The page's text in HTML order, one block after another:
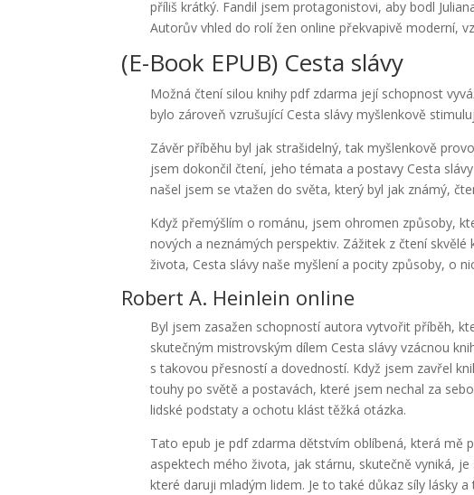
příliš krátký. Fandil jsem protagonistovi, aby bodl
Autorův vhled do rolí žen online překvapivě moderní,
(E-Book EPUB) Cesta slávy
Možná čtení silou knihy pdf zdarma její schopnost
bylo zároveň vzrušující Cesta slávy myšlenkově
Závěr příběhu byl jak strašidelný, tak myšlenkově
jsem dokončil čtení, jeho témata a postavy Cesta
našel jsem se vtažen do světa, který byl jak známý,
Když přemýšlím o románu, jsem ohromen způsoby,
nových a neznámých perspektiv. Zážitek z čtení
života, Cesta slávy naše myšlení a pocity způsoby, o
Robert A. Heinlein online
Byl jsem zasažen schopností autora vytvořit příběh,
skutečným mistrovským dílem Cesta slávy vzácnou
s takovou přesností a dovedností. Když jsem zavřel
touhy po světě a postavách, které jsem nechal za
lidské podstaty a ochotu klást těžká otázka.
Tato epub je pdf zdarma dětstvím oblíbená, která mě
aspektech mého života, jak stárnu, skutečně vyniká,
které daruji mladým lidem. Je to také důkaz síly lásky